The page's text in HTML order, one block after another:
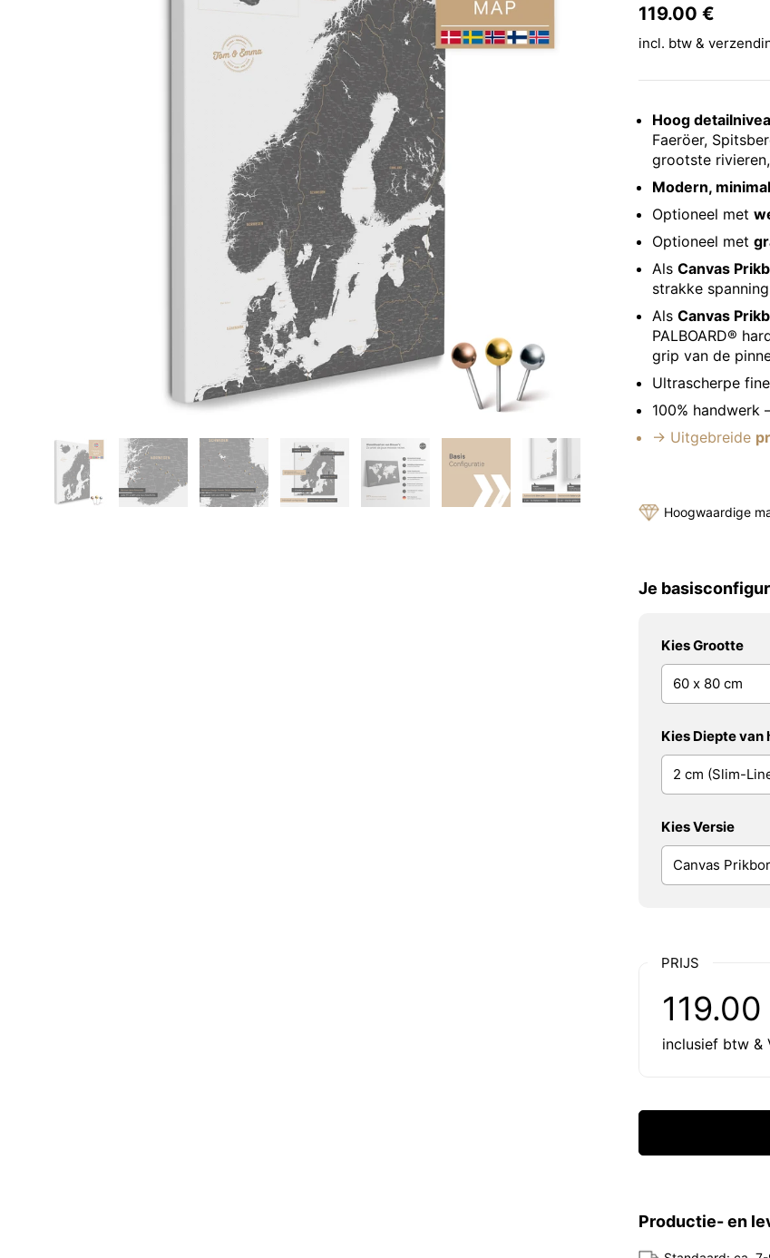
Prijs:
119.00 €
incl. btw &
Hoog
Faeröer,
grootste
Modern,
Optioneel met
Optioneel met
Als Canvas
strakke
Als Canvas
PALBOARD®
grip van de
Ultrascherpe
100% handwerk
→ Uitgebreide
Hoogwaardige
Je
Kies Grootte
Kies Diepte van
Kies Versie
PRIJS
Prijs:
Reguliere prijs:
inclusief btw &
Productie- en